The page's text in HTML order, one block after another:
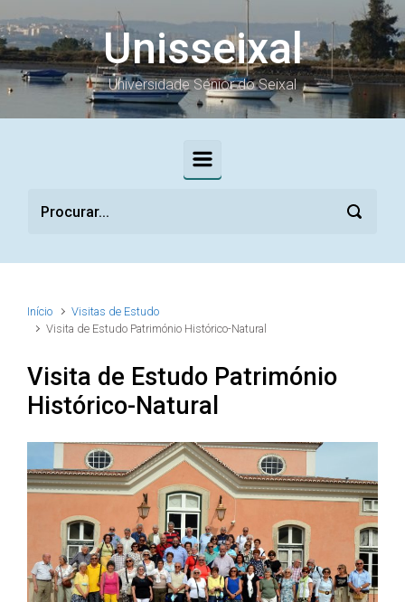
Skip to main content
Unisseixal
Universidade Sénior do Seixal
Início
Visitas de Estudo
Visita de Estudo Património Histórico-Natural
Visita de Estudo Património
Histórico-Natural